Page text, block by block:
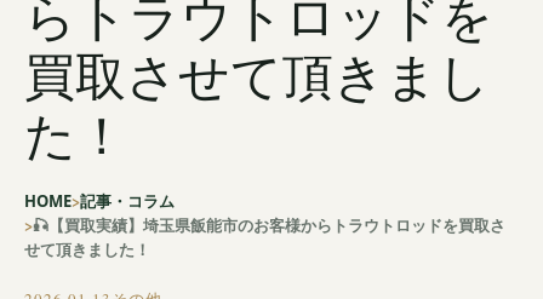
らトラウトロッドを
買取させて頂きまし
た！
HOME 記事・コラム
🎣【買取実績】埼玉県飯能市のお客様からトラウトロッドを買取さ
せて頂きました！